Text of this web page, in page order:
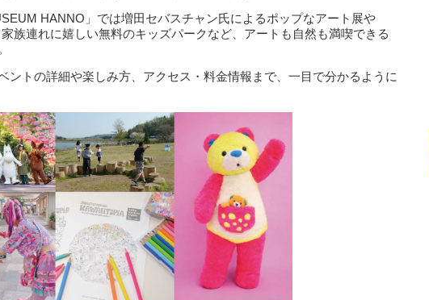
HANNO」では増田セバスチャン氏によるポップなアート展や
族連れに嬉しい無料のキッズパークなど、アートも自然も満喫できる
ントの詳細や楽しみ方、アクセス・料金情報まで、一目で分かるように